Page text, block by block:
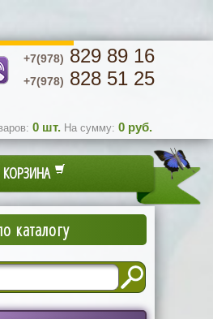
+7(978) 829 89 16
+7(978) 828 51 25
0 шт. На сумму: 0 руб.
КОРЗИНА
каталогу